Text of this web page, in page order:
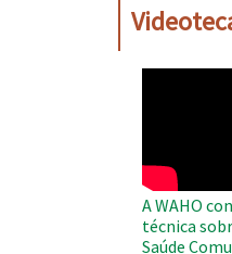
A WAHO
técnica
Saúde